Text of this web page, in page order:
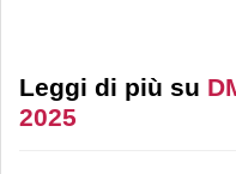
Leggi di più su
2025